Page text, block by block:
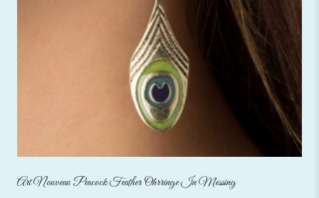
Art Nouveau Peacock Feather Ohrringe In Messing